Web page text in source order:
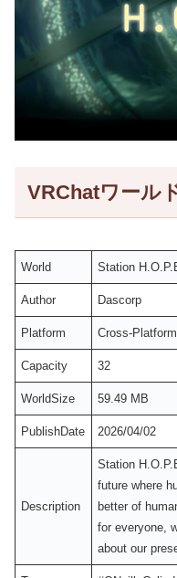
VRChatワール
World Station
Author Dascorp
Platform Cross-Platform
Capacity 32
WorldSize 59.49 MB
PublishDate 2026/04/02
Description
Station
future where
better of
for everyone,
about our